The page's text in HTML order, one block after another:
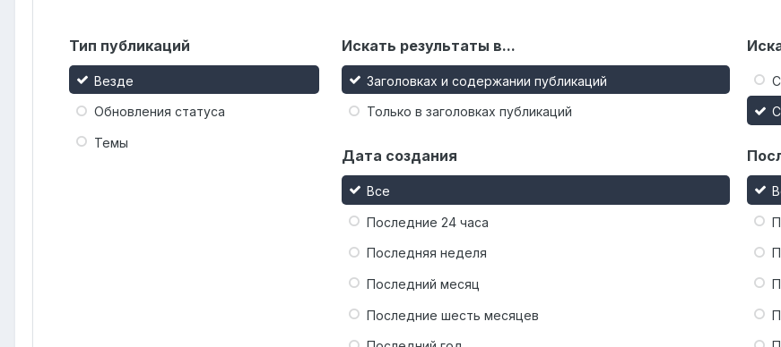
Тип публикаций
Везде
Обновления статуса
Темы
Искать результаты в...
Заголовках и содержании публикаций
Только в заголовках публикаций
Дата создания
Все
Последние 24 часа
Последняя неделя
Последний месяц
Последние шесть месяцев